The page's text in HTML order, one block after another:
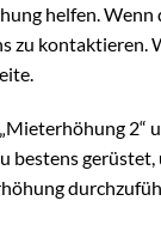
helfen. Wenn
zu kontaktieren.
2“
bestens gerüstet,